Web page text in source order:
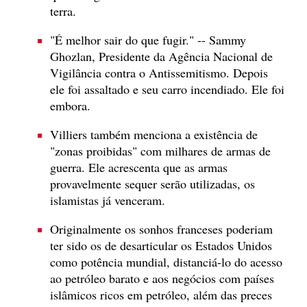
terra.
"É melhor sair do que fugir." -- Sammy
Ghozlan, Presidente da Agência Nacional de
Vigilância contra o Antissemitismo. Depois
ele foi assaltado e seu carro incendiado. Ele foi
embora.
Villiers também menciona a existência de
"zonas proibidas" com milhares de armas de
guerra. Ele acrescenta que as armas
provavelmente sequer serão utilizadas, os
islamistas já venceram.
Originalmente os sonhos franceses poderiam
ter sido os de desarticular os Estados Unidos
como potência mundial, distanciá-lo do acesso
ao petróleo barato e aos negócios com países
islâmicos ricos em petróleo, além das preces